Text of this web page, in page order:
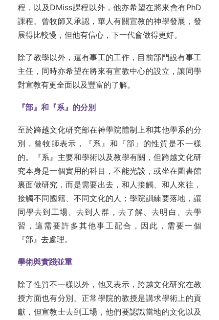
程，以及DMiss課程以外，他亦希望在將來會有PhD
課程。曾牧師又承認，華人有關宣教的神學發展，發
展得比較慢，但他有信心，下一代會做得更好。
除了教學以外，還有事工的工作，目前部門設有事工
主任，同時亦希望在將來有宣教中心的設立，讓同學
對宣教有更全面以及豐富的了解。
『部』和『系』的分別
至於跨越文化研究部在神學院體制上和其他學系的分
別，曾牧師表示，『系』和『部』的性質是不一樣
的。『系』主要和學術以及教學有關，但跨越文化研
究本身是一個實用的科目，不能光談，或坐在圖書館
裏面做研究，而是需要出去，和人接觸、和人來往，
接觸不同國籍、不同文化的人；學院訓練要落地，讓
同學去到工場、去到人群，去了解、去明白、去學
習，這需要許多其他事工配合，因此，需要一個
『部』去處理。
學術與實踐並重
除了性質不一樣以外，他又表示，跨越文化研究在教
授方面也有分別。正常學院的教授是講求學術上的貢
獻，但宣教士去到工場，他們要認識當地的文化以及